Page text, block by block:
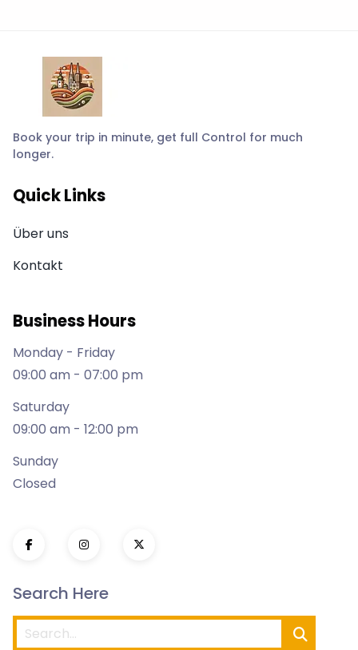
Book your trip in minute, get full Control for much
longer.
Quick Links
Über uns
Kontakt
Business Hours
Monday - Friday
09:00 am - 07:00 pm
Saturday
09:00 am - 12:00 pm
Sunday
Closed
Search Here